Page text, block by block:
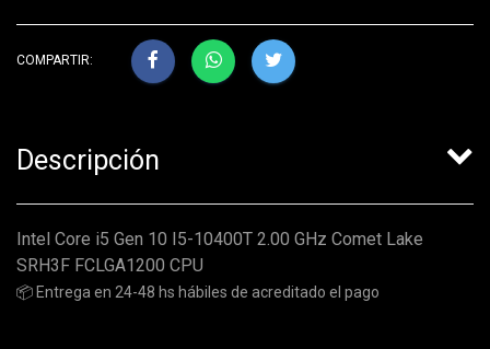
COMPARTIR:
Descripción
Intel Core i5 Gen 10 I5-10400T 2.00 GHz Comet Lake
SRH3F FCLGA1200 CPU
📦 Entrega en 24-48 hs hábiles de acreditado el pago